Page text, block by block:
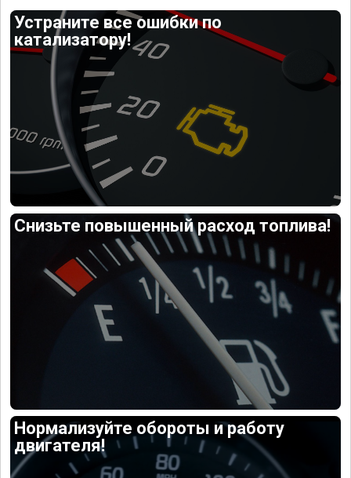
Устраните все ошибки по
катализатору!
Снизьте повышенный расход топлива!
Нормализуйте обороты и работу
двигателя!